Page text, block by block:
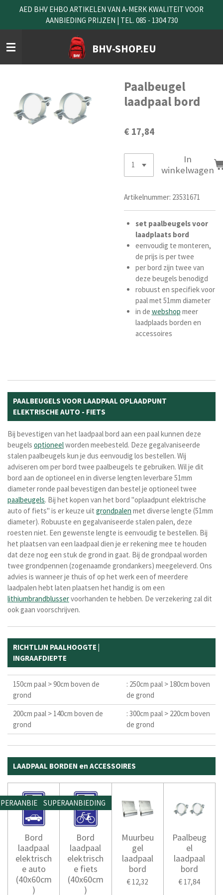
naar
de
hoofdinhoud
BHV-SHOP.EU
AED BHV EHBO ARTIKELEN VAN A-MERK KWALITEIT VOOR
AANBIEDING PRIJZEN | TEL. 085 - 1304 730
Paalbeugel
laadpaal bord
€ 17,84
In
winkelwagen
Artikelnummer: 23531671
set paalbeugelsvoor
laadplaats bord
eenvoudig te monteren,
de prijs is per twee
per bord zijn twee van
deze beugels benodigd
robuust en specifiek voor
paal met 51mm diameter
in de webshop meer
laadplaads borden en
accessoires
PAALBEUGELS VOOR LAADPAAL OPLAADPUNT
ELEKTRISCHE AUTO - FIETS
Bij bevestigen van het laadpaal bord aan een paal kunnen deze
beugels optioneelworden meebesteld. Deze gegalvaniseerde
stalen paalbeugels kun je dus eenvoudig los bestellen. Wij
adviseren om per bord twee paalbeugels te gebruiken. Wil je dit
bord aan de optioneel en in diverse lengten leverbare 51mm
diameter ronde paal bevestigen dan bestel je optioneel twee
paalbeugels. Bij het kopen van het bord "oplaadpunt elektrische
auto of fiets" is er keuze uit grondpalen met diverse lengte (51mm
diameter). Robuuste en gegalvaniseerde stalen palen, deze
roesten niet. Een gewenste lengte is eenvoudig te bestellen. Bij
het plaatsen van een laadpaal dien je er rekening mee te houden
dat deze nog een stuk de grond in gaat. Bij de grondpaal worden
twee grondpennen (zogenaamde grondankers) meegeleverd. Ons
advies is wanneer je thuis of op het werk een of meerdere
laadpalen hebt laten plaatsen het handig is om een
lithiumbrandblusservoorhanden te hebben. De verzekering zal dit
ook gaan voorschrijven.
RICHTLIJN PAALHOOGTE |
INGRAAFDIEPTE
150cm paal > 90cm boven de
grond
: 250cm paal > 180cm boven
de grond
200cm paal > 140cm boven de
grond
: 300cm paal > 220cm boven
de grond
LAADPAAL BORDEN en ACCESSOIRES
Bord
laadpaal
elektrisch
e auto
(40x60cm
)
SUPERAANBIEDING
Bord
laadpaal
elektrisch
e fiets
(40x60cm
)
Muurbeu
gel
laadpaal
bord
€ 12,32
Paalbeug
el
laadpaal
bord
€ 17,84